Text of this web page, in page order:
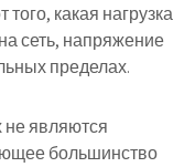
какая нагрузка
сеть, напряжение
пределах.
не являются
большинство